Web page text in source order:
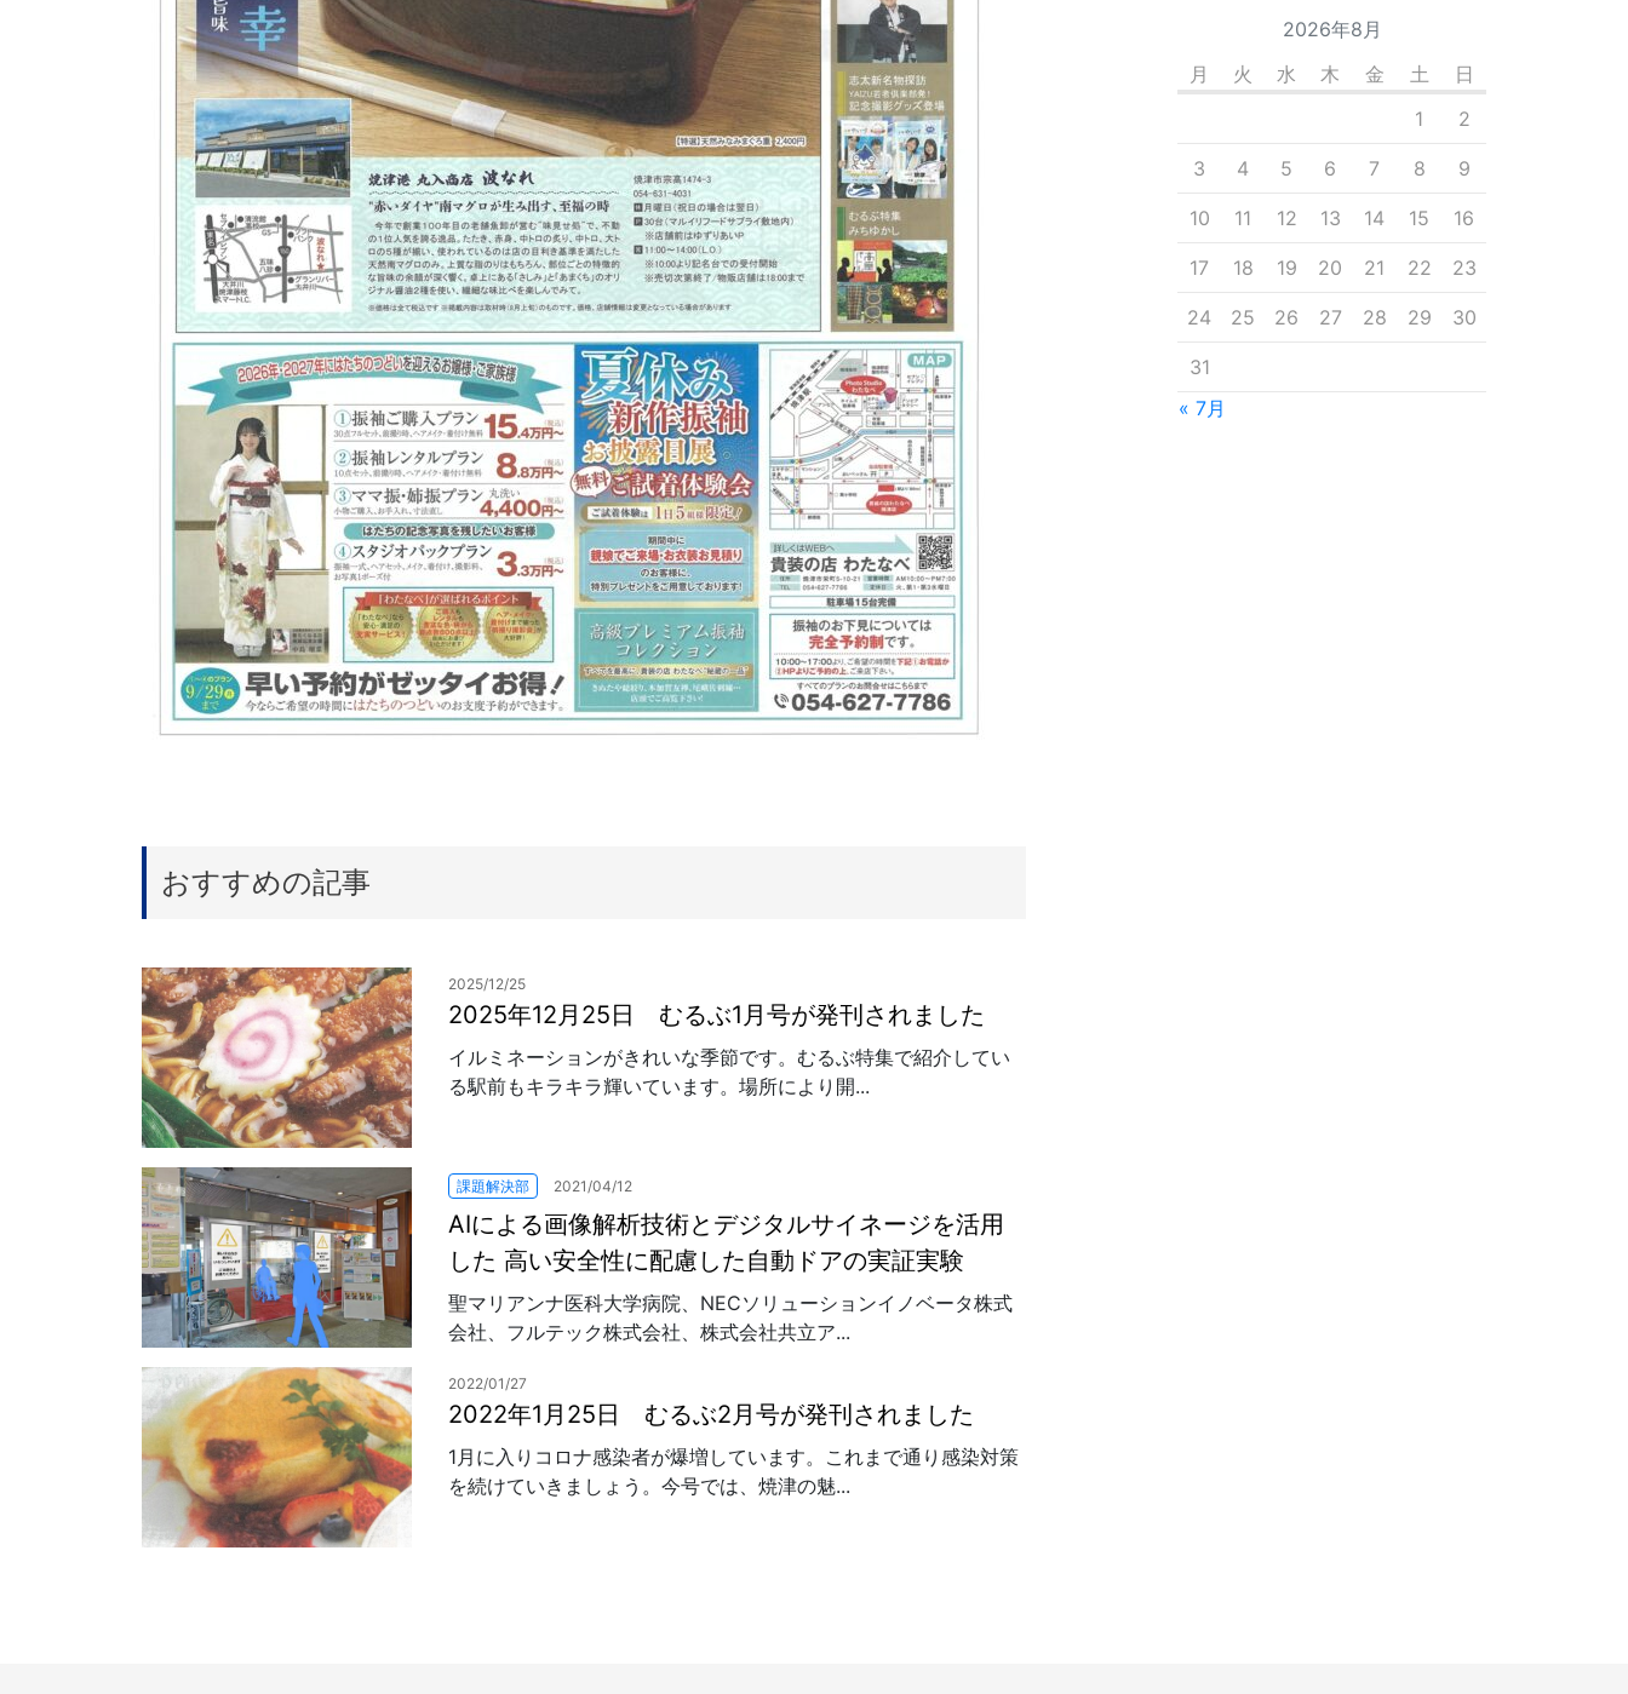
おすすめの記事
2025/12/25
2025年12月25日 むるぶ1月号が発刊されました
イルミネーションがきれいな季節です。むるぶ特集で紹介してい
る駅前もキラキラ輝いています。場所により開...
課題解決部 2021/04/12
AIによる画像解析技術とデジタルサイネージを活用
した 高い安全性に配慮した自動ドアの実証実験
聖マリアンナ医科大学病院、NECソリューションイノベータ株式
会社、フルテック株式会社、株式会社共立ア...
2022/01/27
2022年1月25日 むるぶ2月号が発刊されました
1月に入りコロナ感染者が爆増しています。これまで通り感染対策
を続けていきましょう。今号では、焼津の魅...
2026年8月
月
火 水 木 金 土 日
« 7月
1 2
3 4 5 6 7 8 9
10 11 12 13 14 15 16
17 18 19 20 21 22 23
24 25 26 27 28 29 30
31